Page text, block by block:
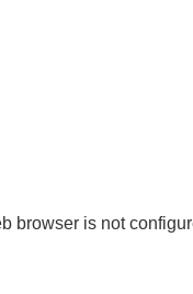
browser is not